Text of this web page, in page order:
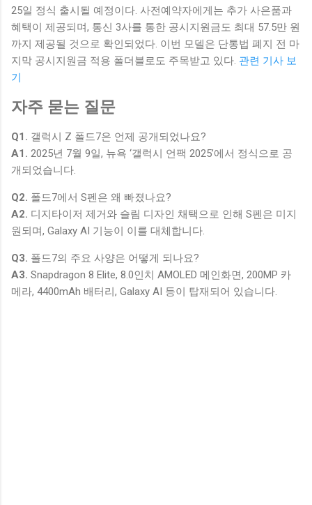
25일 정식 출시될 예정이다. 사전예약자에게는 추가 사은품과
혜택이 제공되며, 통신 3사를 통한 공시지원금도 최대 57.5만 원
까지 제공될 것으로 확인되었다. 이번 모델은 단통법 폐지 전 마
지막 공시지원금 적용 폴더블로도 주목받고 있다. 관련 기사 보
기
자주 묻는 질문
Q1. 갤럭시 Z 폴드7은 언제 공개되었나요?
A1. 2025년 7월 9일, 뉴욕 ‘갤럭시 언팩 2025’에서 정식으로 공
개되었습니다.
Q2. 폴드7에서 S펜은 왜 빠졌나요?
A2. 디지타이저 제거와 슬림 디자인 채택으로 인해 S펜은 미지
원되며, Galaxy AI 기능이 이를 대체합니다.
Q3. 폴드7의 주요 사양은 어떻게 되나요?
A3. Snapdragon 8 Elite, 8.0인치 AMOLED 메인화면, 200MP 카
메라, 4400mAh 배터리, Galaxy AI 등이 탑재되어 있습니다.